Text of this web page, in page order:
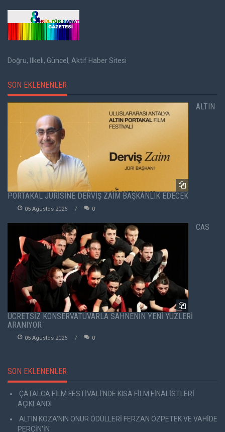
Doğru, İlkeli, Güncel, Aktif Haber Sitesi
SON EKLENENLER
ALTIN
PORTAKAL JÜRİSİNE DERVİŞ ZAİM BAŞKANLIK EDECEK
05 Agustos 2026 0
CAS
ÜCRETSİZ KONSERVATUVARLA SAHNENİN YENİ YÜZLERİ
ARANIYOR
05 Agustos 2026 0
SON EKLENENLER
ÇATALCA FİLM FESTİVALİ'NDE KISA FİLM FİNALİSTLERİ
AÇIKLANDI
ALTIN KOZA'NIN ONUR ÖDÜLLERİ FERZAN ÖZPETEK VE VAHİDE
PERÇİN'İN